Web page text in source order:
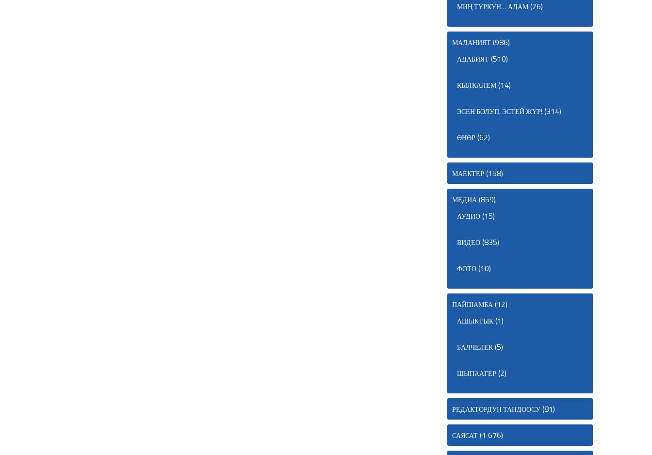
МИҢ ТҮРКҮН… АДАМ(26)
МАДАНИЯТ(986)
АДАБИЯТ(510)
КЫЛКАЛЕМ(14)
ЭСЕН БОЛУП, ЭСТЕЙ ЖҮР! (314)
ӨНӨР(62)
МАЕКТЕР(158)
МЕДИА(859)
АУДИО(15)
ВИДЕО(835)
ФОТО(10)
ПАЙШАМБА(12)
АШЫКТЫК(1)
БАЛЧЕЛЕК(5)
ШЫПААГЕР(2)
РЕДАКТОРДУН ТАНДООСУ(81)
САЯСАТ(1 676)